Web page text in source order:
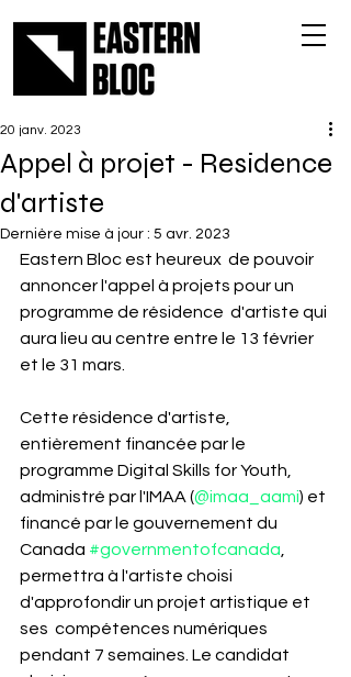
Appel à projet - Residence
d'artiste
20 janv. 2023
Dernière mise à jour : 5 avr. 2023
Eastern Bloc est heureux  de pouvoir
annoncer l'appel à projets pour un
programme de résidence  d'artiste qui
aura lieu au centre entre le 13 février
et le 31 mars.
Cette résidence d'artiste,
entièrement financée par le
programme Digital Skills for Youth,
administré par l'IMAA (@imaa_aami) et
financé par le gouvernement du
Canada #governmentofcanada
permettra à l'artiste choisi
d'approfondir un projet artistique et
ses  compétences numériques
pendant 7 semaines. Le candidat